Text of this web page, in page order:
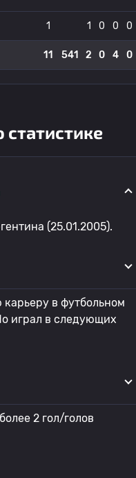
1 1 0 0 0
11 541 2 0 4 0
(25.01.2005).
в футбольном
играл в следующих
2 гол/голов